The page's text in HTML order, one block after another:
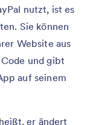
nutzt, ist es
Sie können
Website aus
und gibt
auf seinem
er ändert